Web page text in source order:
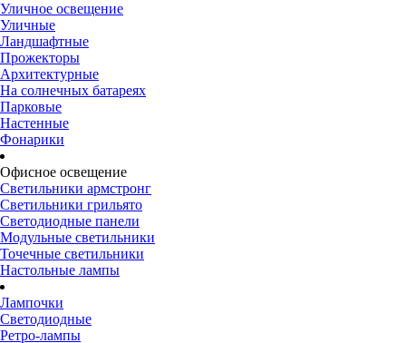
Уличное освещение
Уличные
Ландшафтные
Прожекторы
Архитектурные
На солнечных батареях
Парковые
Настенные
Фонарики
Офисное освещение
Светильники армстронг
Светильники грильято
Светодиодные панели
Модульные светильники
Точечные светильники
Настольные лампы
Лампочки
Светодиодные
Ретро-лампы